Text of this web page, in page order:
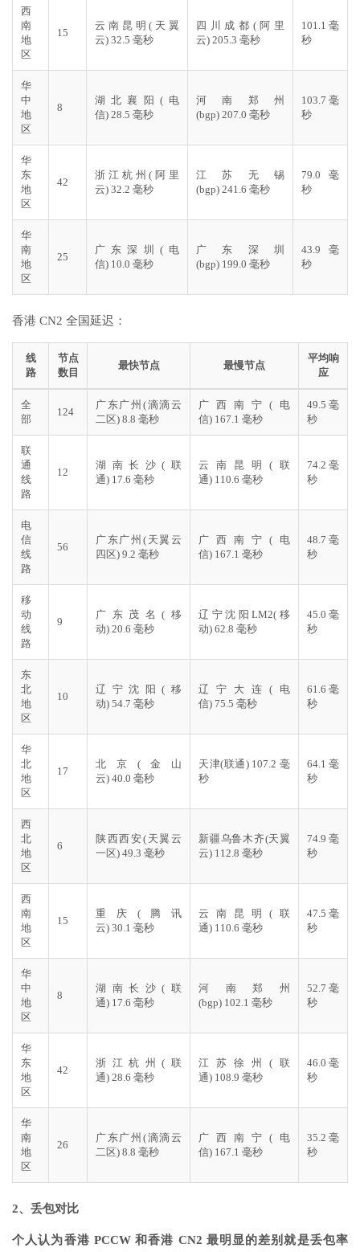
西
南
地
区
15
云南昆明(天翼
云) 32.5 毫秒
四川成都(阿里
云) 205.3 毫秒
101.1 毫
秒
华
中
地
区
8
湖北襄阳(电
信) 28.5 毫秒
河南郑州
(bgp) 207.0 毫秒
103.7 毫
秒
华
东
地
区
42
浙江杭州(阿里
云) 32.2 毫秒
江苏无锡
(bgp) 241.6 毫秒
79.0 毫
秒
华
南
地
区
25
广东深圳(电
信) 10.0 毫秒
广东深圳
(bgp) 199.0 毫秒
43.9 毫
秒
香港 CN2 全国延迟：
线
路
节点
数目
最快节点 最慢节点
平均响
应
全
部
124
广东广州(滴滴云
二区) 8.8 毫秒
广西南宁(电
信) 167.1 毫秒
49.5 毫
秒
联
通
线
路
12
湖南长沙(联
通) 17.6 毫秒
云南昆明(联
通) 110.6 毫秒
74.2 毫
秒
电
信
线
路
56
广东广州(天翼云
四区) 9.2 毫秒
广西南宁(电
信) 167.1 毫秒
48.7 毫
秒
移
动
线
路
9
广东茂名(移
动) 20.6 毫秒
辽宁沈阳LM2(移
动) 62.8 毫秒
45.0 毫
秒
东
北
地
区
10
辽宁沈阳(移
动) 54.7 毫秒
辽宁大连(电
信) 75.5 毫秒
61.6 毫
秒
华
北
地
区
17
北京(金山
云) 40.0 毫秒
天津(联通) 107.2 毫
秒
64.1 毫
秒
西
北
地
区
6
陕西西安(天翼云
一区) 49.3 毫秒
新疆乌鲁木齐(天翼
云) 112.8 毫秒
74.9 毫
秒
西
南
地
区
15
重庆(腾讯
云) 30.1 毫秒
云南昆明(联
通) 110.6 毫秒
47.5 毫
秒
华
中
地
区
8
湖南长沙(联
通) 17.6 毫秒
河南郑州
(bgp) 102.1 毫秒
52.7 毫
秒
华
东
地
区
42
浙江杭州(联
通) 28.6 毫秒
江苏徐州(联
通) 108.9 毫秒
46.0 毫
秒
华
南
地
区
26
广东广州(滴滴云
二区) 8.8 毫秒
广西南宁(电
信) 167.1 毫秒
35.2 毫
秒
2、丢包对比
个人认为香港 PCCW 和香港 CN2 最明显的差别就是丢包率